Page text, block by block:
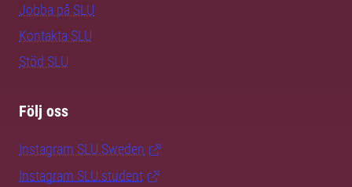
Jobba på SLU
Kontakta SLU
Stöd SLU
Följ oss
Instagram SLU.Sweden
Instagram SLU.student